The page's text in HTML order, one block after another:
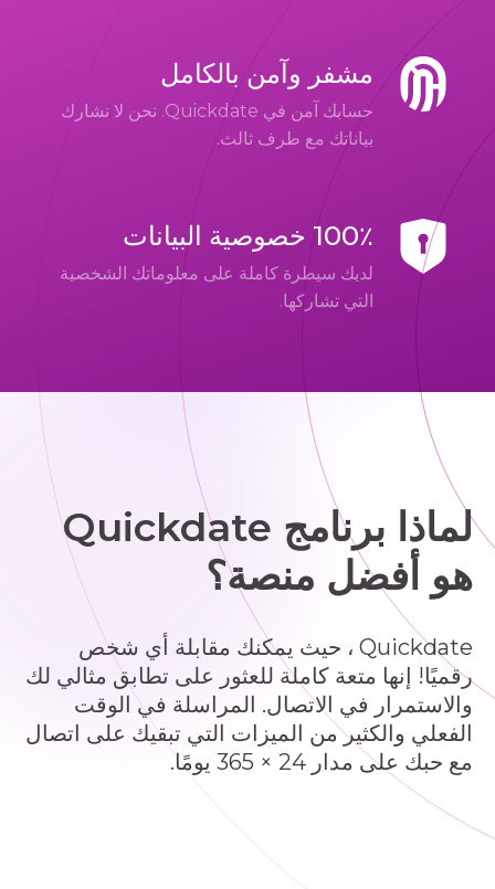
مشفر وآمن بالكامل
حسابك آمن في Quickdate. نحن لا نشارك
بياناتك مع طرف ثالث.
100٪ خصوصية البيانات
لديك سيطرة كاملة على معلوماتك الشخصية
التي تشاركها.
لماذا برنامج Quickdate
هو أفضل منصة؟
Quickdate ، حيث يمكنك مقابلة أي شخص
رقميًا! إنها متعة كاملة للعثور على تطابق مثالي لك
والاستمرار في الاتصال. المراسلة في الوقت
الفعلي والكثير من الميزات التي تبقيك على اتصال
مع حبك على مدار 24 × 365 يومًا.